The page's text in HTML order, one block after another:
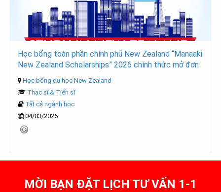
Học bổng toàn phần chính phủ New Zealand “Manaaki
New Zealand Scholarships” 2026 chính thức mở đơn
Học bổng du học New Zealand
Thạc sĩ & Tiến sĩ
Tất cả ngành học
04/03/2026
MỜI BẠN ĐẶT LỊCH TƯ VẤN 1-1